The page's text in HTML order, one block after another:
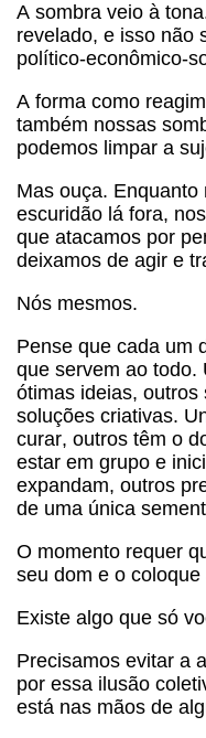
A sombra veio à
revelado, e isso não
político-econômico-
A forma como
também nossas
podemos limpar a
Mas ouça.
escuridão lá fora,
que atacamos por
deixamos de agir e
Nós mesmos.
Pense que cada um
que servem ao todo.
ótimas ideias,
soluções criativas.
curar, outros têm o
estar em grupo e
expandam, outros
de uma única
O momento requer
seu dom e o
Existe algo que só
Precisamos evitar a
por essa ilusão
está nas mãos de